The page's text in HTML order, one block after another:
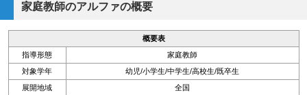
家庭教師のアルファの概要
概要表
指導形態
家庭教師
対象学年
幼児/小学生/中学生/高校生/既卒生
展開地域
全国